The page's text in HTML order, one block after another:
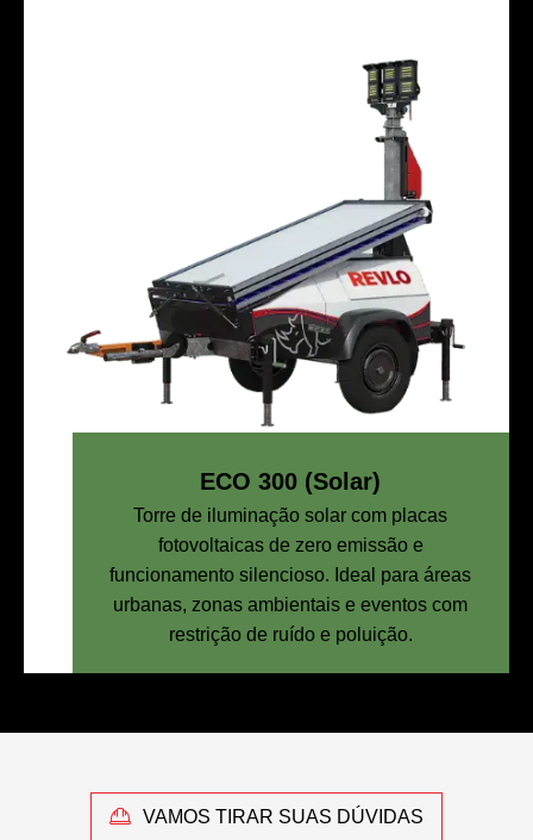
ECO 300 (Solar)
Torre de iluminação solar com placas
fotovoltaicas de zero emissão e
funcionamento silencioso. Ideal para áreas
urbanas, zonas ambientais e eventos com
restrição de ruído e poluição.
VAMOS TIRAR SUAS DÚVIDAS